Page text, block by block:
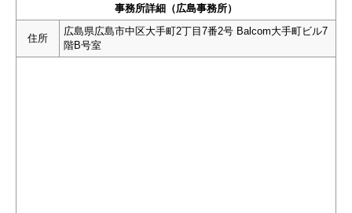
事務所詳細（広島事務所）
住所
広島県広島市中区大手町2丁目7番2号 Balcom大手町ビル7
階B号室